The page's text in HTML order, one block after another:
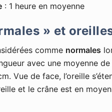
: 1 heure en moyenne
» et
comme normales
avec une moyenne
Vue de face, l’oreille
et le crâne est en